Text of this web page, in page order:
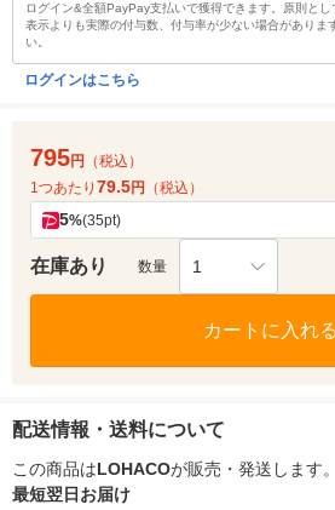
ログイン&全額PayPay支払いで獲得できます。原則とし
表示よりも実際の付与数、付与率が少ない場合がありま
い。
ログインはこちら
795円
（税込）
1つあたり 79.5円 （税込）
5%(35pt)
在庫あり 数量 1
カートに入れる
配送情報・送料について
この商品はLOHACOが販売・発送します。
最短翌日お届け